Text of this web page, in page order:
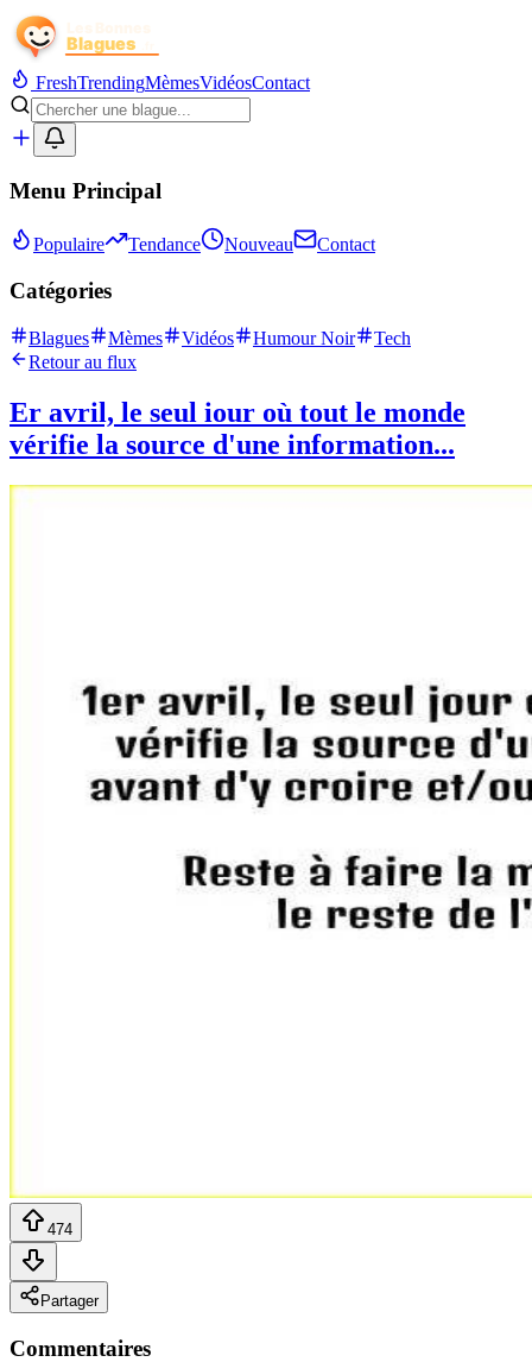
FreshTrendingMèmesVidéosContact
Menu Principal
Populaire Tendance Nouveau Contact
Catégories
Blagues Mèmes Vidéos Humour Noir
Tech
Retour au flux
Er avril, le seul iour où tout le monde
vérifie la source d'une information...
474
Partager
Commentaires